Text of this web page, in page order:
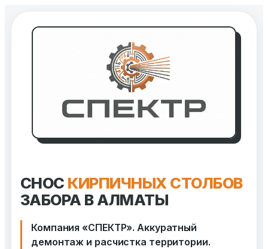
СНОС КИРПИЧНЫХ СТОЛБОВ
ЗАБОРА В АЛМАТЫ
Компания «СПЕКТР». Аккуратный
демонтаж и расчистка территории.